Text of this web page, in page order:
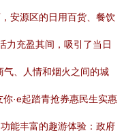
安源区的日用百货、餐饮
力充盈其间，吸引了当日
气、人情和烟火之间的城
·e起踏青抢券惠民生实惠
能丰富的趣游体验：政府